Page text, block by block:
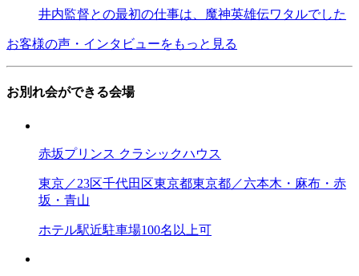
井内監督との最初の仕事は、魔神英雄伝ワタルでした
お客様の声・インタビューをもっと見る
お別れ会ができる会場
赤坂プリンス クラシックハウス
東京／23区千代田区東京都東京都／六本木・麻布・赤
坂・青山
ホテル駅近駐車場100名以上可